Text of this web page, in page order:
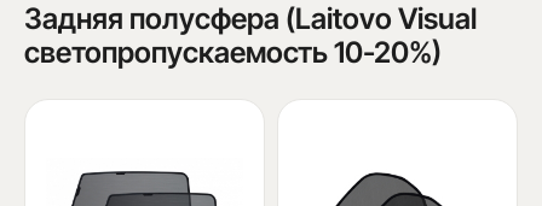
Задняя полусфера (Laitovo Visual
светопропускаемость 10-20%)